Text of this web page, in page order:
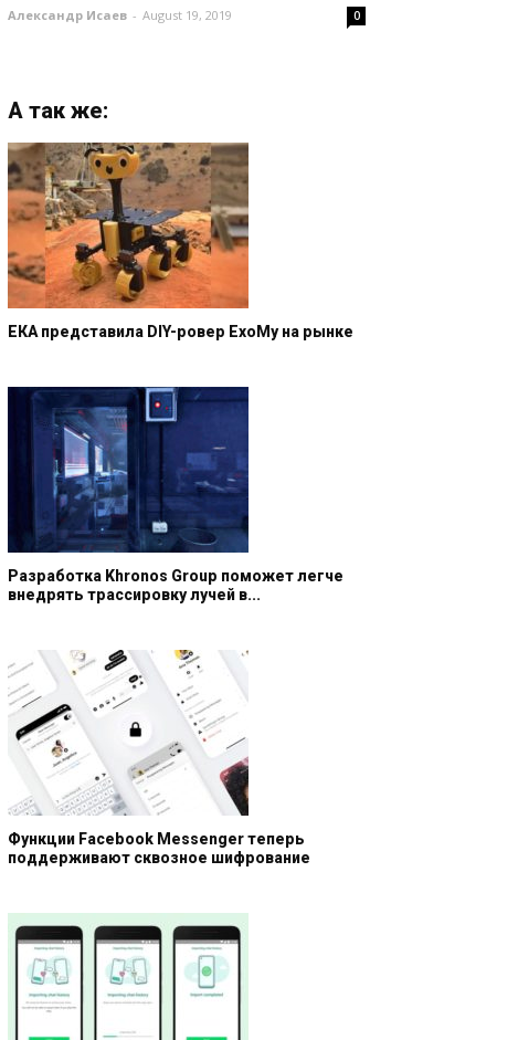
Александр Исаев - August 19, 2019 0
А так же:
ЕКА представила DIY-ровер ExoMy на рынке
Разработка Khronos Group поможет легче
внедрять трассировку лучей в...
Функции Facebook Messenger теперь
поддерживают сквозное шифрование